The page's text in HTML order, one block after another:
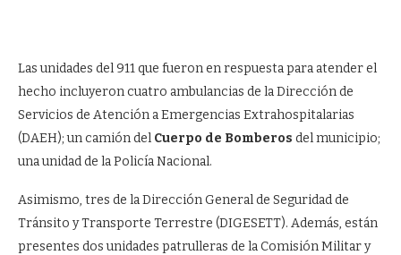
Las unidades del 911 que fueron en respuesta para atender el
hecho incluyeron cuatro ambulancias de la Dirección de
Servicios de Atención a Emergencias Extrahospitalarias
(DAEH); un camión del Cuerpo de Bomberos del municipio;
una unidad de la Policía Nacional.
Asimismo, tres de la Dirección General de Seguridad de
Tránsito y Transporte Terrestre (DIGESETT). Además, están
presentes dos unidades patrulleras de la Comisión Militar y